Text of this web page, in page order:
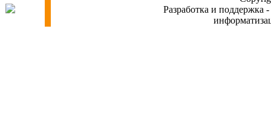
Разработка и поддержка